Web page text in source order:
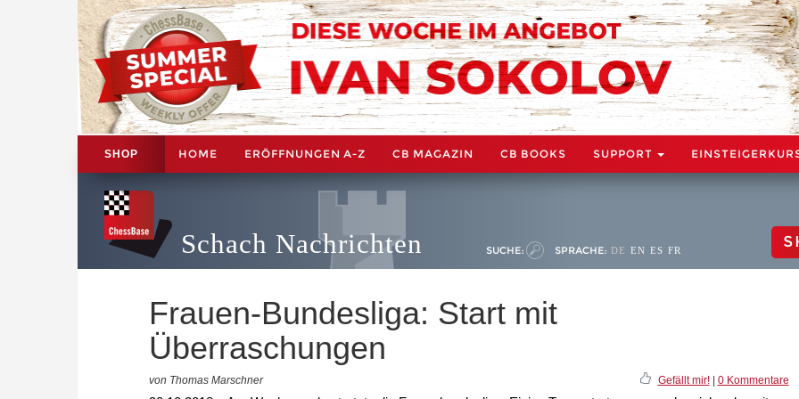
SHOP HOME ERÖFFNUNGEN A-Z CB MAGAZIN CB BOOKS SUPPORT
Schach Nachrichten SUCHE: SPRACHE: DE EN ES FR
Frauen-Bundesliga: Start mit
Überraschungen
von Thomas Marschner Gefällt mir!| 0 Kommentare